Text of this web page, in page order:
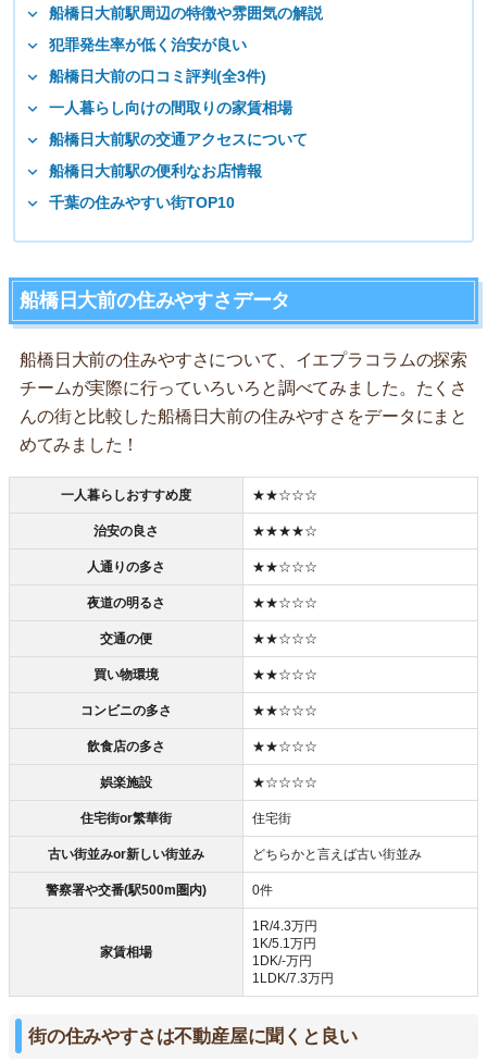
船橋日大前駅周辺の特徴や雰囲気の解説
犯罪発生率が低く治安が良い
船橋日大前の口コミ評判(全3件)
一人暮らし向けの間取りの家賃相場
船橋日大前駅の交通アクセスについて
船橋日大前駅の便利なお店情報
千葉の住みやすい街TOP10
船橋日大前の住みやすさデータ
船橋日大前の住みやすさについて、イエプラコラムの探索
チームが実際に行っていろいろと調べてみました。たくさ
んの街と比較した船橋日大前の住みやすさをデータにまと
めてみました！
一人暮らしおすすめ度 ★★☆☆☆
治安の良さ ★★★★☆
人通りの多さ ★★☆☆☆
夜道の明るさ ★★☆☆☆
交通の便 ★★☆☆☆
買い物環境 ★★☆☆☆
コンビニの多さ ★★☆☆☆
飲食店の多さ ★★☆☆☆
娯楽施設 ★☆☆☆☆
住宅街or繁華街 住宅街
古い街並みor新しい街並み どちらかと言えば古い街並み
警察署や交番(駅500m圏内) 0件
家賃相場
1R/4.3万円
1K/5.1万円
1DK/‐万円
1LDK/7.3万円
街の住みやすさは不動産屋に聞くと良い